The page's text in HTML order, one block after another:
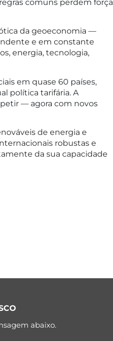
comuns perdem força
da geoeconomia —
e em constante
energia, tecnologia,
em quase 60 países,
política tarifária. A
— agora com novos
de energia e
robustas e
da sua capacidade
abaixo.